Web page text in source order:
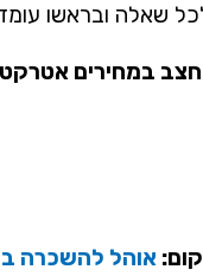
שאלה ובראשו
במחירים
אוהל להשכרה